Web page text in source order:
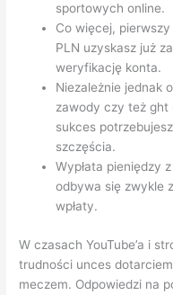
sportowych online.
Co więcej,
PLN uzyskasz już
weryfikację konta.
Niezależnie jednak
zawody czy też ght
sukces
szczęścia.
Wypłata pieniędzy
odbywa się zwykle
wpłaty.
W czasach YouTube’a i
trudności unces
meczem. Odpowiedzi na